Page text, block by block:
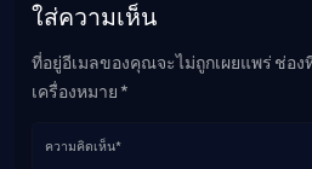
ใส่ความเห็น
ที่อยู่อีเมลของคุณจะไม่ถูกเผยแพร่ ช่อง
เครื่องหมาย *
ความคิดเห็น*